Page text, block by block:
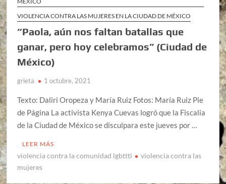
VIOLENCIA CONTRA LAS MUJERES EN LA CIUDAD DE MÉXICO
“Paola, aún nos faltan batallas que
ganar, pero hoy celebramos” (Ciudad de
México)
grieta 1 octubre, 2021
Texto: Daliri Oropeza y María Ruiz Fotos: María Ruiz Pie
de Página La activista Kenya Cuevas logró que la Fiscalía
de la Ciudad de México se disculpara este jueves por …
LEER MÁS
violencia contra la comunidad lgbttti
violencia contra las
mujeres